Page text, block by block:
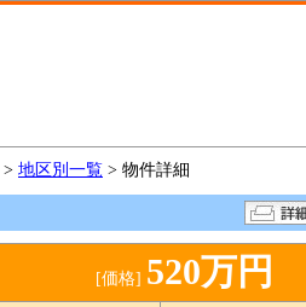
> 地区別一覧 > 物件詳細
[価格] 520万円